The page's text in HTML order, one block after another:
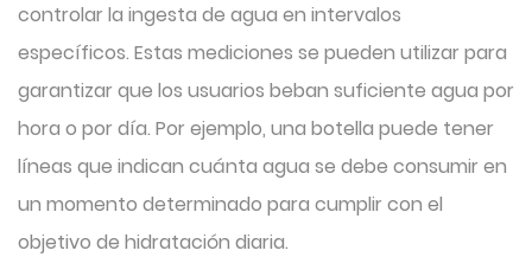
controlar la ingesta de agua en intervalos
específicos. Estas mediciones se pueden utilizar para
garantizar que los usuarios beban suficiente agua por
hora o por día. Por ejemplo, una botella puede tener
líneas que indican cuánta agua se debe consumir en
un momento determinado para cumplir con el
objetivo de hidratación diaria.